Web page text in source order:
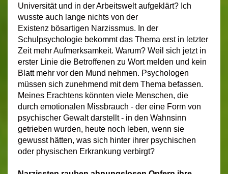
Universität und in der Arbeitswelt aufgeklärt? ch
wusste auch lange nichts von der
Existenz bösartigen Narzissmus. In der
Schulpsychologie bekommt das Thema erst in letzter
Zeit mehr Aufmerksamkeit. Warum? Weil sich jetzt in
erster Linie die Betroffenen zu Wort melden und kein
Blatt mehr vor den Mund nehmen. Psychologen
müssen sich zunehmend mit dem Thema befassen.
Meines Erachtens könnten viele Menschen, die
durch emotionalen Missbrauch - der eine Form von
psychischer Gewalt darstellt - in den Wahnsinn
getrieben wurden, heute noch leben, wenn sie
gewusst hätten, was sich hinter ihrer psychischen
oder physischen Erkrankung verbirgt?